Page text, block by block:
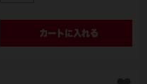
カートに入れる